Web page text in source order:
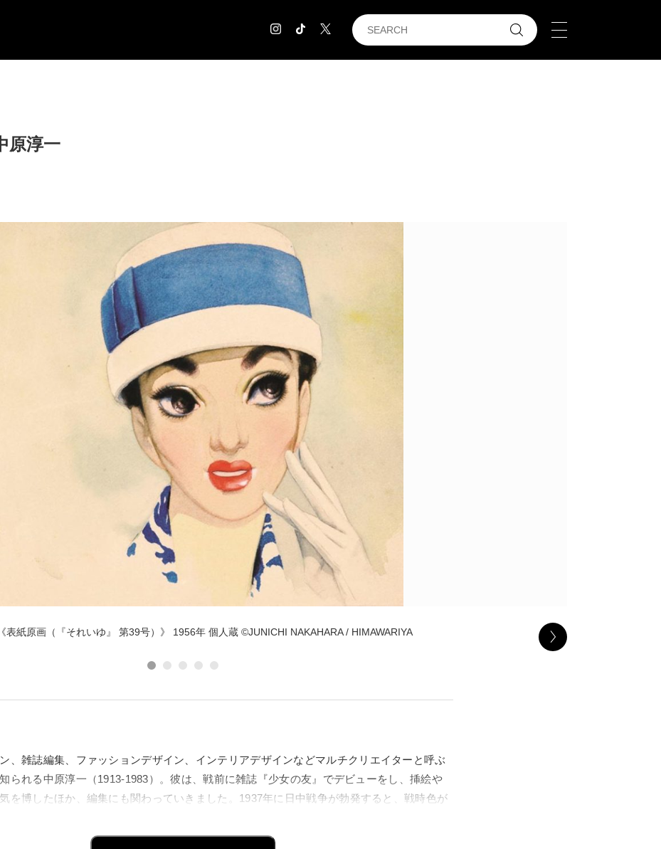
CONTACT お問合せ
COMPANY
原淳一
表紙原画（『それいゆ』 第39号）》 1956年 個人蔵 ©JUNICHI NAKAHARA / HIMAWARIYA
、雑誌編集、ファッションデザイン、インテリアデザインなどマルチクリエイターと呼ぶ
られる中原淳一（1913-1983）。彼は、戦前に雑誌『少女の友』でデビューをし、挿絵や
を博したほか、編集にも関わっていきました。1937年に日中戦争が勃発すると、戦時色が
は自身が編集長を務める『それいゆ』を創刊。その後も『ひまわり』、『ジュニアそれい